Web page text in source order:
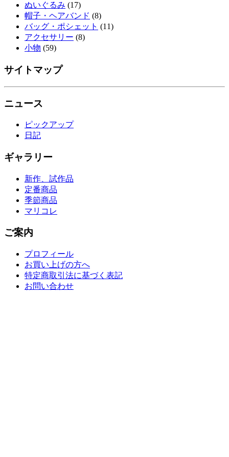
ぬいぐるみ (17)
帽子・ヘアバンド (8)
バッグ・ポシェット (11)
アクセサリー (8)
小物 (59)
サイトマップ
ニュース
ピックアップ
日記
ギャラリー
新作、試作品
定番商品
季節商品
マリコレ
ご案内
プロフィール
お買い上げの方へ
特定商取引法に基づく表記
お問い合わせ